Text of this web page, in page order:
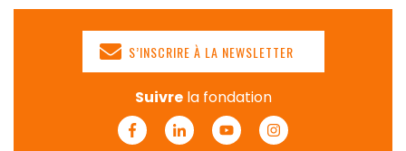
S’INSCRIRE À LA NEWSLETTER
Suivrela fondation
FacebookLinkedinYoutubeInstagram